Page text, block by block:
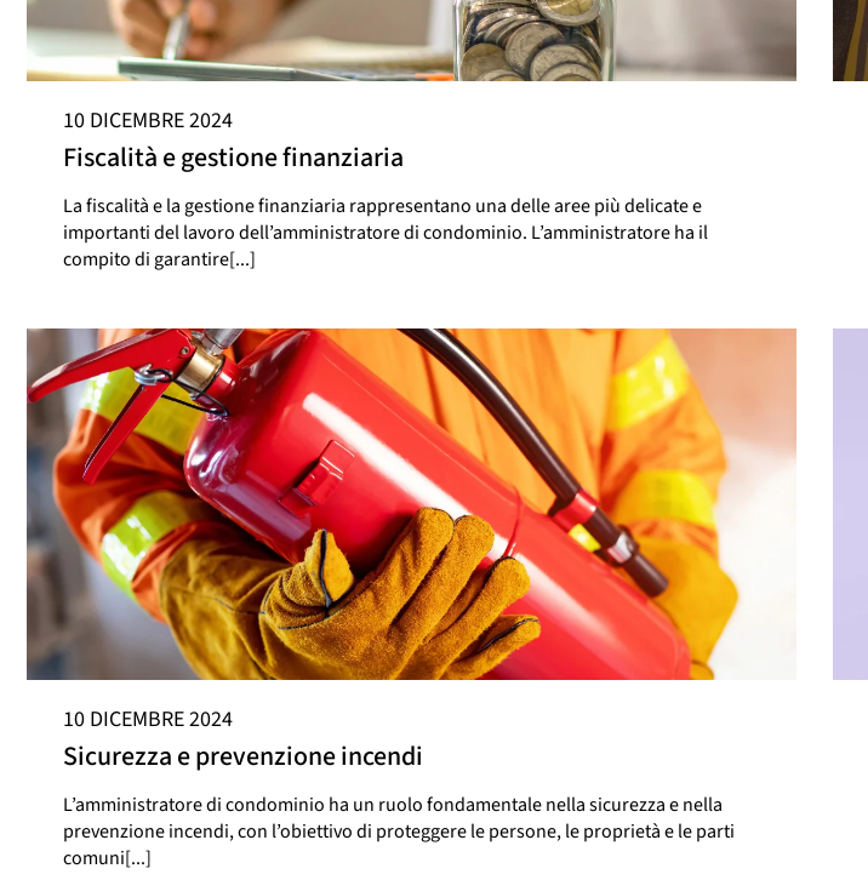
10 DICEMBRE 2024
Fiscalità e gestione finanziaria
La fiscalità e la gestione finanziaria rappresentano una delle aree più delicate e
importanti del lavoro dell’amministratore di condominio. L’amministratore ha il
compito di garantire[...]
10 DICEMBRE 2024
Sicurezza e prevenzione incendi
L’amministratore di condominio ha un ruolo fondamentale nella sicurezza e nella
prevenzione incendi, con l’obiettivo di proteggere le persone, le proprietà e le parti
comuni[...]